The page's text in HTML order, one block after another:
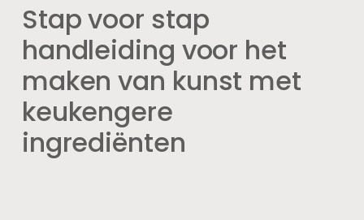
Stap voor stap
handleiding voor het
maken van kunst met
keukengere
ingrediënten